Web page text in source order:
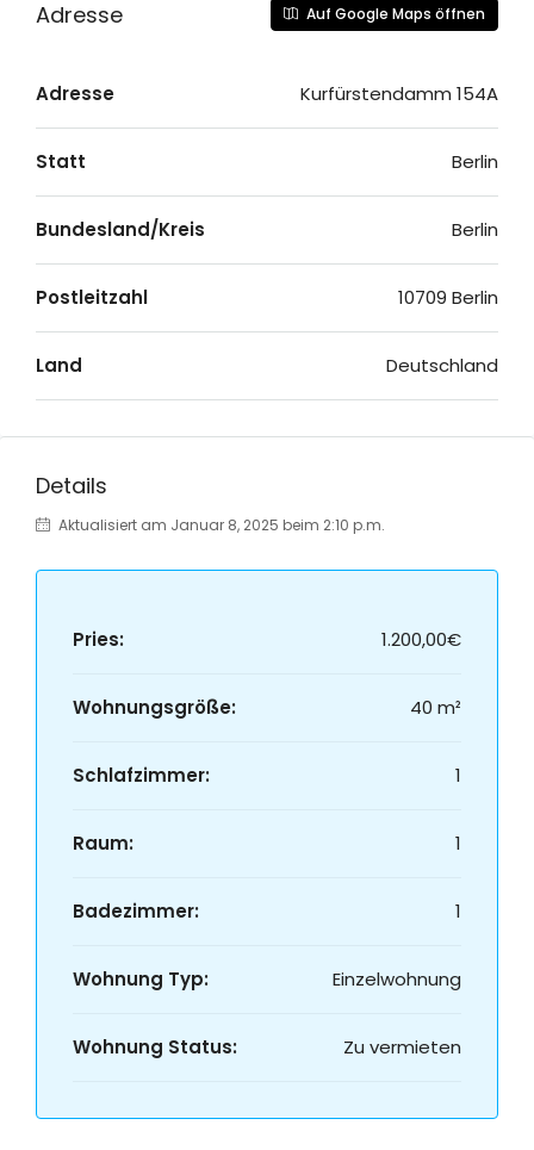
Adresse Auf Google Maps öffnen
Adresse Kurfürstendamm 154A
Statt Berlin
Bundesland/Kreis Berlin
Postleitzahl 10709 Berlin
Land Deutschland
Details
Aktualisiert am Januar 8, 2025 beim 2:10 p.m.
Pries: 1.200,00€
Wohnungsgröße: 40 m²
Schlafzimmer: 1
Raum: 1
Badezimmer: 1
Wohnung Typ: Einzelwohnung
Wohnung Status: Zu vermieten